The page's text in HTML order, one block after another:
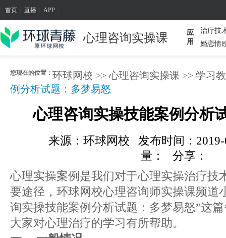
首页 直播 APP
应
用
治疗技
婚恋情
心理咨询实操课
您现在的位置： 环球网校 >>心理咨询实操课 >> 学习
例分析试题：多梦易怒
心理咨询实操技能案例分析
来源：环球网校
发布时间：
量：
分享：
心理实操案例是我们对于心理实操治疗技
要途径，环球网校心理咨询师实操课频道
询实操技能案例分析试题：多梦易怒”这
大家对心理治疗的学习有所帮助。